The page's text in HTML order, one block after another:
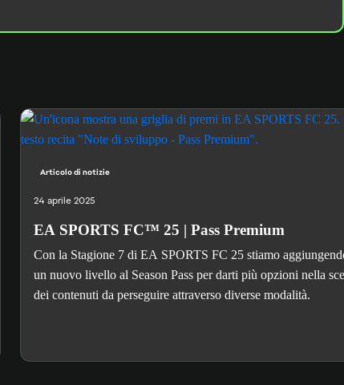
Articolo di notizie
24 aprile 2025
EA SPORTS FC™ 25 | Pass Premium
Con la Stagione 7 di EA SPORTS FC 25 stiamo
un nuovo livello al Season Pass per darti più opzioni nella
dei contenuti da perseguire attraverso diverse modalità.